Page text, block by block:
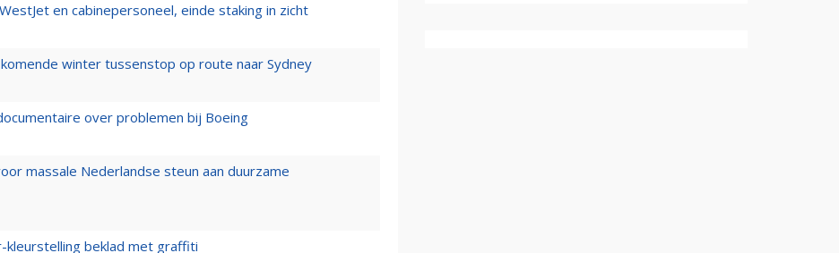
en cabinepersoneel, einde staking in zicht
winter tussenstop op route naar Sydney
over problemen bij Boeing
massale Nederlandse steun aan duurzame
kleurstelling beklad met graffiti